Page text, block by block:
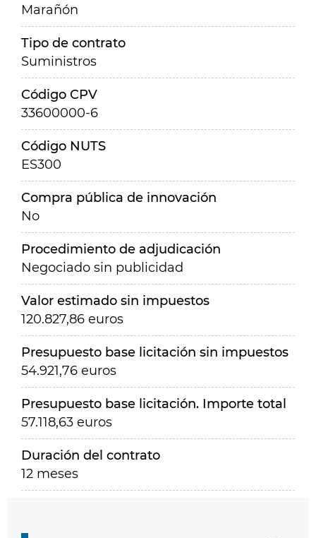
Marañón
Tipo de contrato
Suministros
Código CPV
33600000-6
Código NUTS
ES300
Compra pública de innovación
No
Procedimiento de adjudicación
Negociado sin publicidad
Valor estimado sin impuestos
120.827,86 euros
Presupuesto base licitación sin impuestos
54.921,76 euros
Presupuesto base licitación. Importe total
57.118,63 euros
Duración del contrato
12 meses